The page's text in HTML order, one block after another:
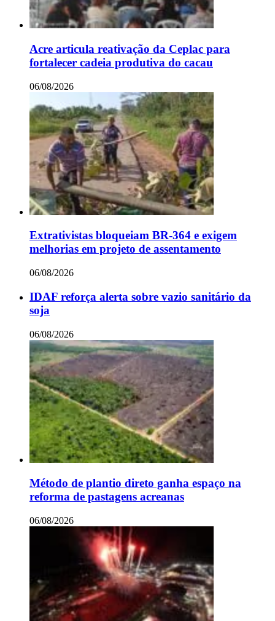
Acre articula reativação da Ceplac para
fortalecer cadeia produtiva do cacau
06/08/2026
Extrativistas bloqueiam BR-364 e exigem
melhorias em projeto de assentamento
06/08/2026
IDAF reforça alerta sobre vazio sanitário da
soja
06/08/2026
Método de plantio direto ganha espaço na
reforma de pastagens acreanas
06/08/2026